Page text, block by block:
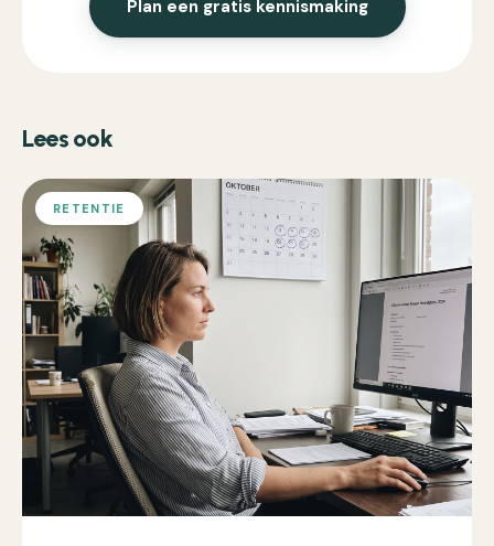
Plan een gratis kennismaking
Lees ook
RETENTIE